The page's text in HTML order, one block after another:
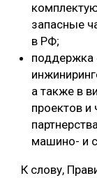
запасные
в РФ;
поддержка
а также в
проектов и
машино- и
К слову,